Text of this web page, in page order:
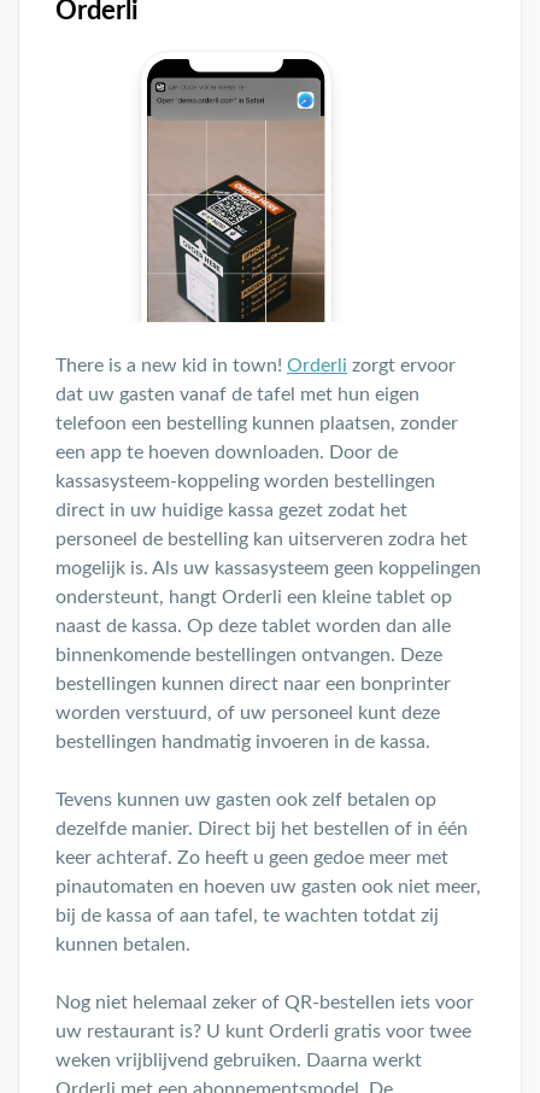
Orderli
There is a new kid in town! Orderli zorgt ervoor
dat uw gasten vanaf de tafel met hun eigen
telefoon een bestelling kunnen plaatsen, zonder
een app te hoeven downloaden. Door de
kassasysteem-koppeling worden bestellingen
direct in uw huidige kassa gezet zodat het
personeel de bestelling kan uitserveren zodra het
mogelijk is. Als uw kassasysteem geen koppelingen
ondersteunt, hangt Orderli een kleine tablet op
naast de kassa. Op deze tablet worden dan alle
binnenkomende bestellingen ontvangen. Deze
bestellingen kunnen direct naar een bonprinter
worden verstuurd, of uw personeel kunt deze
bestellingen handmatig invoeren in de kassa.
Tevens kunnen uw gasten ook zelf betalen op
dezelfde manier. Direct bij het bestellen of in één
keer achteraf. Zo heeft u geen gedoe meer met
pinautomaten en hoeven uw gasten ook niet meer,
bij de kassa of aan tafel, te wachten totdat zij
kunnen betalen.
Nog niet helemaal zeker of QR-bestellen iets voor
uw restaurant is? U kunt Orderli gratis voor twee
weken vrijblijvend gebruiken. Daarna werkt